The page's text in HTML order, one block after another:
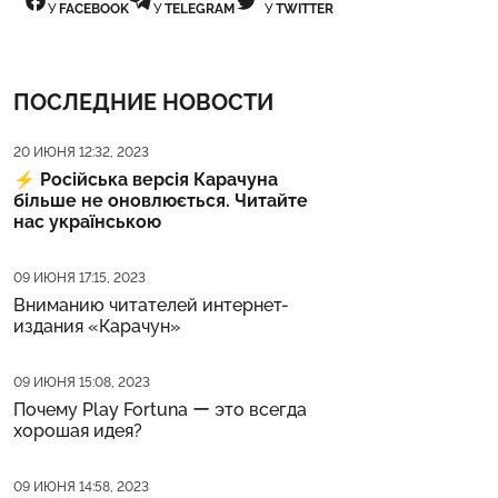
У FACEBOOK
УTELEGRAM
УTWITTER
ПОСЛЕДНИЕ НОВОСТИ
Дата публикации
20 ИЮНЯ 12:32, 2023
⚡️ Російська версія Карачуна
більше не оновлюється. Читайте
нас українською
Дата публикации
09 ИЮНЯ 17:15, 2023
Вниманию читателей интернет-
издания «Карачун»
Дата публикации
09 ИЮНЯ 15:08, 2023
Почему Play Fortuna ー это всегда
хорошая идея?
Дата публикации
09 ИЮНЯ 14:58, 2023